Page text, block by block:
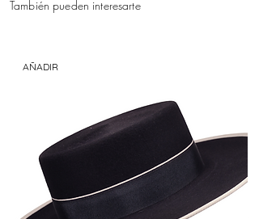
También pueden interesarte
AÑADIR